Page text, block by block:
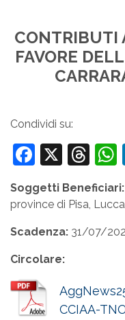
CONTRIBUTI
FAVORE
Condividi su:
X
Soggetti Beneficiari:
province di Pisa,
Scadenza: 31/07/
Circolare:
CCIAA-